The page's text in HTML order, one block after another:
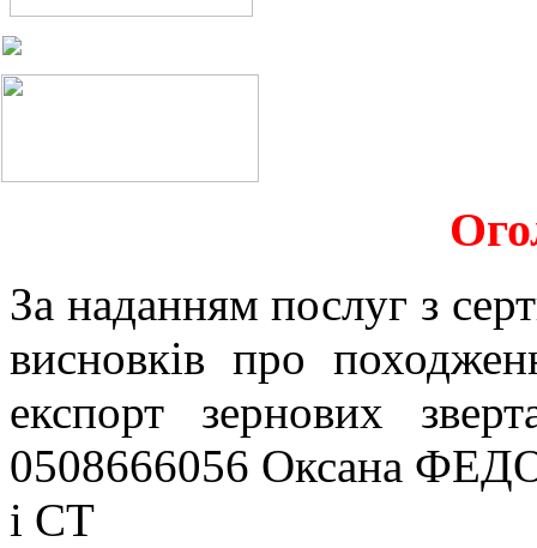
За наданням послуг з
висновків про
експорт зернових
0508666056 Оксана
і СТ